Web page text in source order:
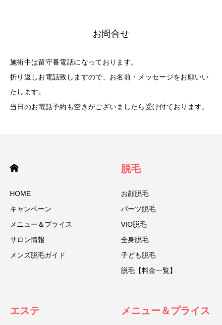
お問合せ
施術中は留守番電話になっております。
折り返しお電話致しますので、お名前・メッセージをお願いい
たします。
当日のお電話予約も空きがございましたら受け付ております。
HOME
キャンペーン
メニュー＆プライス
サロン情報
メンズ脱毛ガイド
脱毛
お顔脱毛
パーツ脱毛
VIO脱毛
全身脱毛
子ども脱毛
脱毛【料金一覧】
エステ メニュー＆プライス